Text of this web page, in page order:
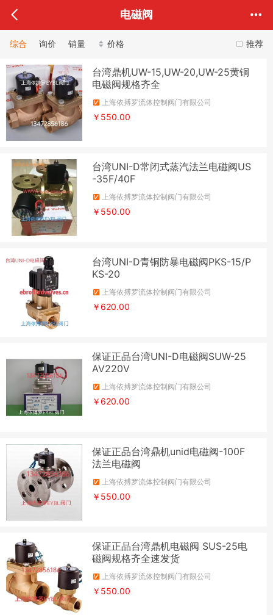
电磁阀
推荐
综合 询价 销量 价格
台湾鼎机UW-15,UW-20,UW-25黄铜
电磁阀规格齐全
上海依搏罗流体控制阀门有限公司
￥550.00
台湾UNI-D常闭式蒸汽法兰电磁阀US
-35F/40F
上海依搏罗流体控制阀门有限公司
￥550.00
台湾UNI-D青铜防暴电磁阀PKS-15/P
KS-20
上海依搏罗流体控制阀门有限公司
￥620.00
保证正品台湾UNI-D电磁阀SUW-25
AV220V
上海依搏罗流体控制阀门有限公司
￥620.00
保证正品台湾鼎机unid电磁阀-100F
法兰电磁阀
上海依搏罗流体控制阀门有限公司
￥550.00
保证正品台湾鼎机电磁阀 SUS-25电
磁阀规格齐全速发货
上海依搏罗流体控制阀门有限公司
￥550.00